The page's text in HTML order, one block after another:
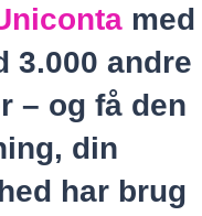
med
3.000 andre
– og få den
din
har brug